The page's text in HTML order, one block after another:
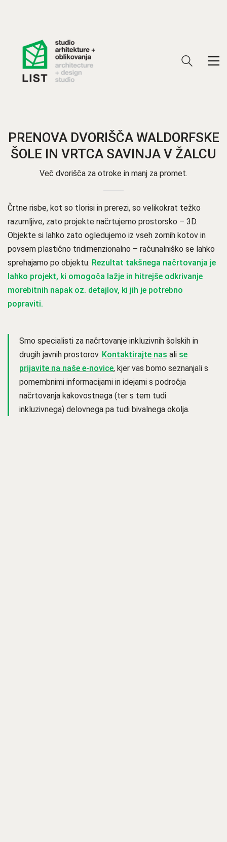
PRENOVA DVORIŠČA WALDORFSKE
ŠOLE IN VRTCA SAVINJA V ŽALCU
Več dvorišča za otroke in manj za promet.
Črtne risbe, kot so tlorisi in prerezi, so velikokrat težko
razumljive, zato projekte načrtujemo prostorsko – 3D.
Objekte si lahko zato ogledujemo iz vseh zornih kotov in
povsem plastično tridimenzionalno – računalniško se lahko
sprehajamo po objektu. Rezultat takšnega načrtovanja je
lahko projekt, ki omogoča lažje in hitrejše odkrivanje
morebitnih napak oz. detajlov, ki jih je potrebno
popraviti.
Smo specialisti za načrtovanje inkluzivnih šolskih in
drugih javnih prostorov. Kontaktirajte nas ali se
prijavite na naše e-novice, kjer vas bomo seznanjali s
pomembnimi informacijami in idejami s področja
načrtovanja kakovostnega (ter s tem tudi
inkluzivnega) delovnega pa tudi bivalnega okolja.